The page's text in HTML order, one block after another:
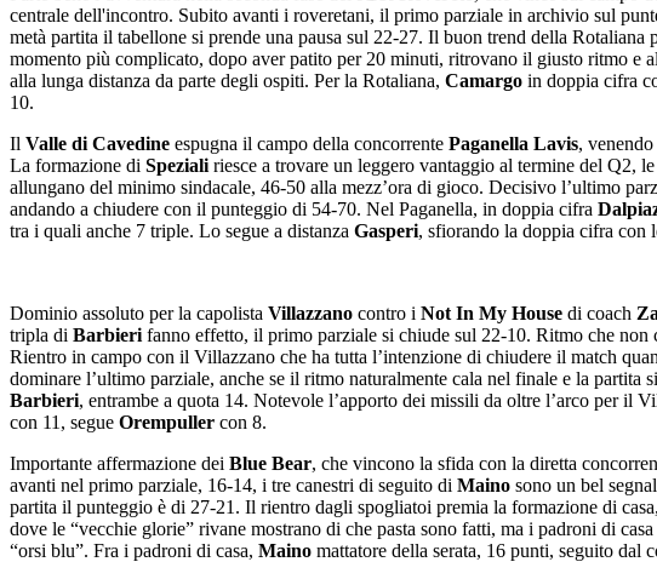
centrale dell'incontro. Subito avanti i roveretani, il primo parziale in archivio sul
metà partita il tabellone si prende una pausa sul 22-27. Il buon trend della
momento più complicato, dopo aver patito per 20 minuti, ritrovano il giusto ritmo e
alla lunga distanza da parte degli ospiti. Per la Rotaliana, Camargo in doppia cifra
10.
Il Valle di Cavedine espugna il campo della concorrente Paganella Lavis,
La formazione di Speziali riesce a trovare un leggero vantaggio al termine del Q2,
allungano del minimo sindacale, 46-50 alla mezz’ora di gioco. Decisivo l’ultimo
andando a chiudere con il punteggio di 54-70. Nel Paganella, in doppia cifra
tra i quali anche 7 triple. Lo segue a distanza Gasperi, sfiorando la doppia cifra con
Dominio assoluto per la capolista Villazzano contro i Not In My House di coach
tripla di Barbieri fanno effetto, il primo parziale si chiude sul 22-10. Ritmo che
Rientro in campo con il Villazzano che ha tutta l’intenzione di chiudere il match
dominare l’ultimo parziale, anche se il ritmo naturalmente cala nel finale e la
Barbieri, entrambe a quota 14. Notevole l’apporto dei missili da oltre l’arco per il
con 11, segue Orempuller con 8.
Importante affermazione dei Blue Bear, che vincono la sfida con la diretta
avanti nel primo parziale, 16-14, i tre canestri di seguito di Maino sono un bel
partita il punteggio è di 27-21. Il rientro dagli spogliatoi premia la formazione di
dove le “vecchie glorie” rivane mostrano di che pasta sono fatti, ma i padroni di
“orsi blu”. Fra i padroni di casa, Maino mattatore della serata, 16 punti, seguito dal